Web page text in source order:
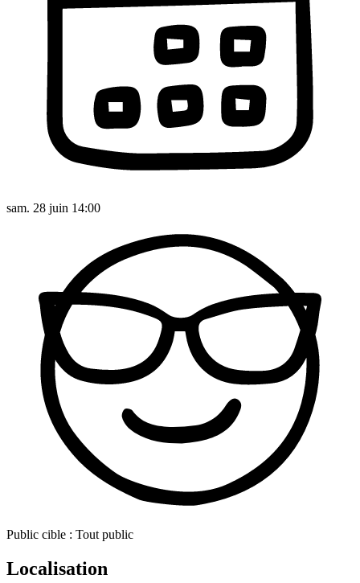
sam. 28 juin 14:00
Public cible : Tout public
Localisation